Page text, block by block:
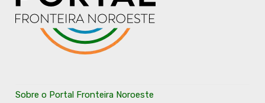
Sobre o Portal Fronteira Noroeste